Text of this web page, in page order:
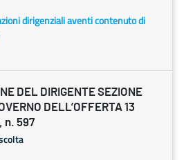
dirigenziali aventi contenuto di
DEL DIRIGENTE SEZIONE
DELL’OFFERTA 13
n. 597